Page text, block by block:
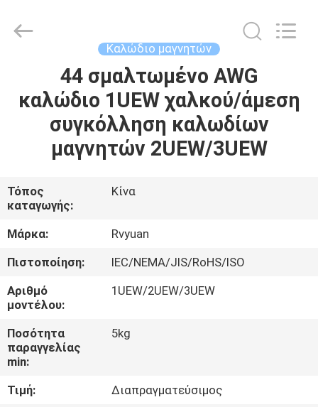
ΠΡΟΪΌΝΤΑ
ΒΊΝΤΕΟ
ΠΕΡΊΠΟΥ
ΕΜΕΊΣ
ΓΎΡΟΣ
ΕΡΓΟΣΤΑΣΊΩΝ
ΠΟΙΟΤΙΚΌΣ
Material
Co,.Ltd.
Καλώδιο μαγνητών
44 σμαλτωμένο AWG
καλώδιο 1UEW χαλκού/άμεση
συγκόλληση καλωδίων
μαγνητών 2UEW/3UEW
Τόπος
καταγωγής:
Κίνα
Μάρκα:
Rvyuan
Πιστοποίηση:
IEC/NEMA/JIS/RoHS/ISO
Αριθμό
μοντέλου:
1UEW/2UEW/3UEW
Ποσότητα
παραγγελίας
min:
5kg
Τιμή:
Διαπραγματεύσιμος